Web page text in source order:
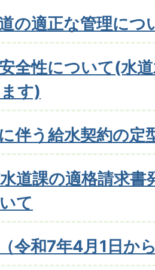
の適正な管理につ
全性について(水
す)
伴う給水契約の定
道課の適格請求書
て
令和7年4月1日か